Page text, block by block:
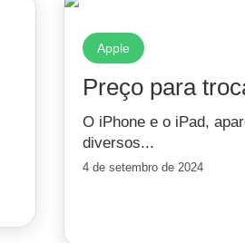
Apple
Preço para
O iPhone e o iPad,
diversos...
4 de setembro de 2024